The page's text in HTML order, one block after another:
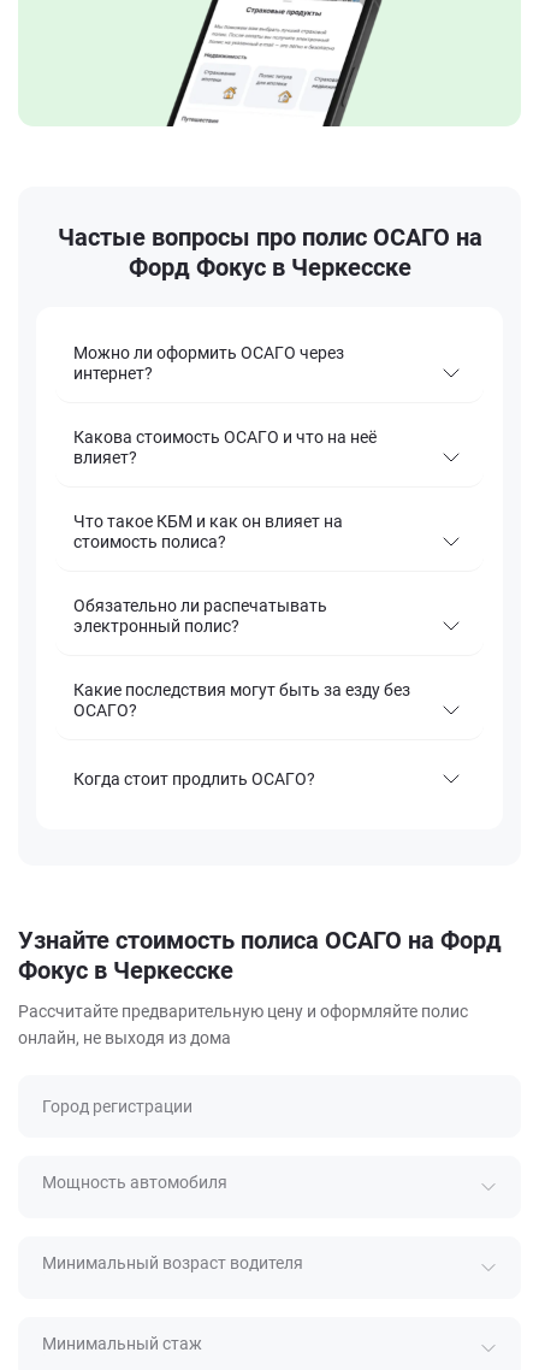
Частые вопросы про полис ОСАГО на
Форд Фокус в Черкесске
Можно ли оформить ОСАГО через
интернет?
Какова стоимость ОСАГО и что на неё
влияет?
Что такое КБМ и как он влияет на
стоимость полиса?
Обязательно ли распечатывать
электронный полис?
Какие последствия могут быть за езду без
ОСАГО?
Когда стоит продлить ОСАГО?
Узнайте стоимость полиса ОСАГО на Форд
Фокус в Черкесске
Рассчитайте предварительную цену и оформляйте полис
онлайн, не выходя из дома
Город регистрации
Мощность автомобиля
Минимальный возраст водителя
Минимальный стаж